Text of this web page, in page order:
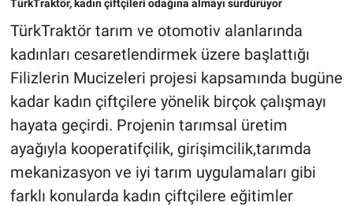
TürkTraktör, kadın çiftçileri odağına almayı sürdürüyor
TürkTraktör tarım ve otomotiv alanlarında
kadınları cesaretlendirmek üzere başlattığı
Filizlerin Mucizeleri projesi kapsamında bugüne
kadar kadın çiftçilere yönelik birçok çalışmayı
hayata geçirdi. Projenin tarımsal üretim
ayağıyla kooperatifçilik, girişimcilik,tarımda
mekanizasyon ve iyi tarım uygulamaları gibi
farklı konularda kadın çiftçilere eğitimler